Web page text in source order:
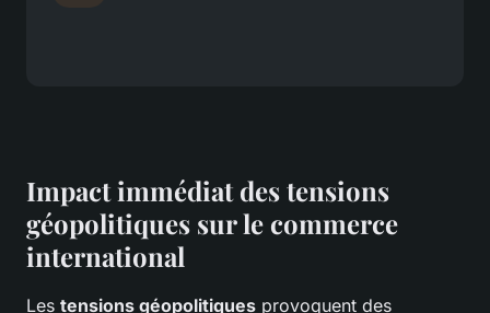
Impact immédiat des tensions
géopolitiques sur le commerce
international
Les tensions géopolitiques provoquent des